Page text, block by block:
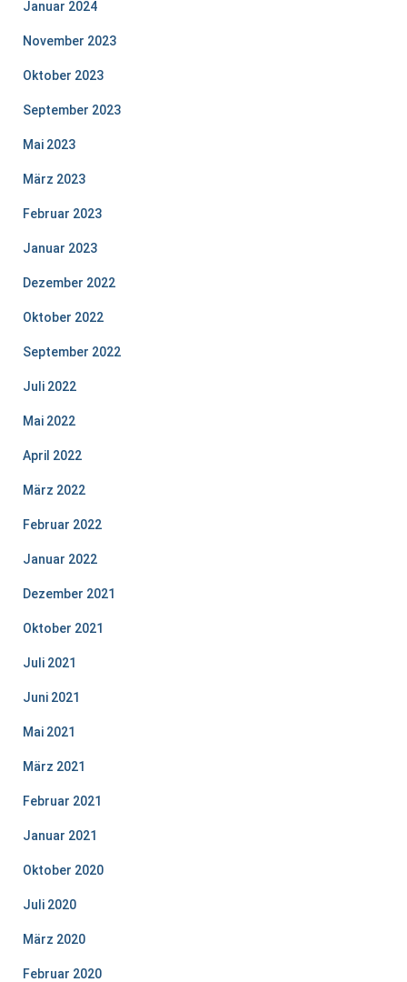
Januar 2024
November 2023
Oktober 2023
September 2023
Mai 2023
März 2023
Februar 2023
Januar 2023
Dezember 2022
Oktober 2022
September 2022
Juli 2022
Mai 2022
April 2022
März 2022
Februar 2022
Januar 2022
Dezember 2021
Oktober 2021
Juli 2021
Juni 2021
Mai 2021
März 2021
Februar 2021
Januar 2021
Oktober 2020
Juli 2020
März 2020
Februar 2020